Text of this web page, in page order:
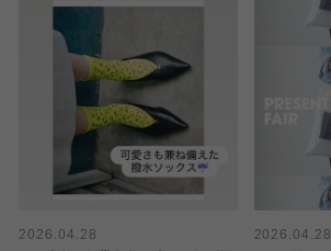
2026.04.28
2026.04.28